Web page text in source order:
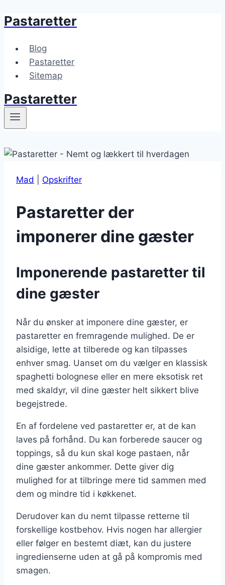
Fortsæt
indhold
Pastaretter
Blog
Pastaretter
Sitemap
Pastaretter
Mad Opskrifter
Pastaretter der
imponerer dine gæster
Imponerende pastaretter til
dine gæster
Når du ønsker at imponere dine gæster, er
pastaretter en fremragende mulighed. De er
alsidige, lette at tilberede og kan tilpasses
enhver smag. Uanset om du vælger en klassisk
spaghetti bolognese eller en mere eksotisk ret
med skaldyr, vil dine gæster helt sikkert blive
begejstrede.
En af fordelene ved pastaretter er, at de kan
laves på forhånd. Du kan forberede saucer og
toppings, så du kun skal koge pastaen, når
dine gæster ankommer. Dette giver dig
mulighed for at tilbringe mere tid sammen med
dem og mindre tid i køkkenet.
Derudover kan du nemt tilpasse retterne til
forskellige kostbehov. Hvis nogen har allergier
eller følger en bestemt diæt, kan du justere
ingredienserne uden at gå på kompromis med
smagen.